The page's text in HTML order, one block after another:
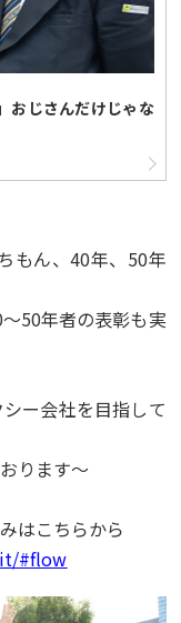
おじさんだけじゃな
もん、40年、50年
50年者の表彰も実
ー会社を目指して
ります～
はこちらから
#flow